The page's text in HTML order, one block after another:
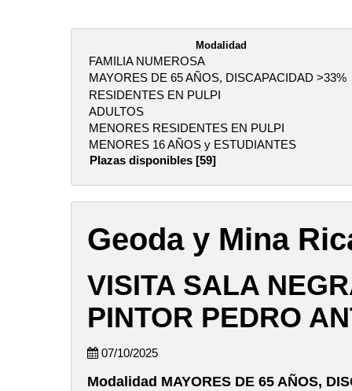
Modalidad
FAMILIA NUMEROSA
MAYORES DE 65 AÑOS, DISCAPACIDAD >33%
RESIDENTES EN PULPI
ADULTOS
MENORES RESIDENTES EN PULPI
MENORES 16 AÑOS y ESTUDIANTES
Plazas disponibles [59]
Geoda y Mina
VISITA SALA
PINTOR PEDRO
07/10/2025
Modalidad MAYORES DE 65 AÑOS,